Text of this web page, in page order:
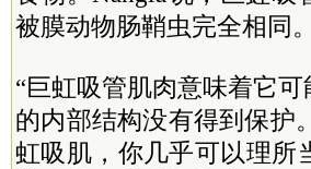
被膜动物肠鞘虫完全相同。
“巨虹吸管肌肉意味着它
的内部结构没有得到保护
虹吸肌，你几乎可以理所